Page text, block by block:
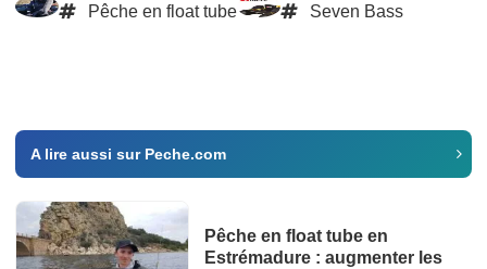
Pêche en float tube Seven Bass
A lire aussi sur Peche.com
Pêche en float tube en
Estrémadure : augmenter les